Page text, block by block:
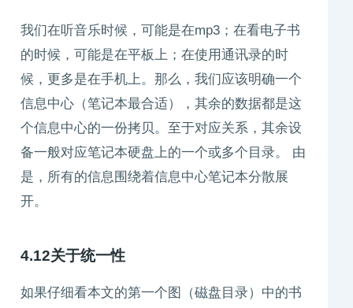
我们在听音乐时候，可能是在mp3；在看电子书
的时候，可能是在平板上；在使用通讯录的时
候，更多是在手机上。那么，我们应该明确一个
信息中心（笔记本最合适），其余的数据都是这
个信息中心的一份拷贝。至于对应关系，其余设
备一般对应笔记本硬盘上的一个或多个目录。 由
是，所有的信息围绕着信息中心笔记本分散展
开。
4.12关于统一性
如果仔细看本文的第一个图（磁盘目录）中的书